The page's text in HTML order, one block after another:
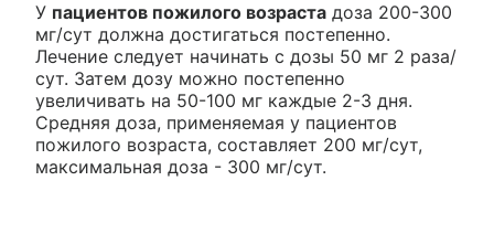
У пациентов пожилого возраста доза 200-300
мг/сут должна достигаться постепенно.
Лечение следует начинать с дозы 50 мг 2 раза/
сут. Затем дозу можно постепенно
увеличивать на 50-100 мг каждые 2-3 дня.
Средняя доза, применяемая у пациентов
пожилого возраста, составляет 200 мг/сут,
максимальная доза - 300 мг/сут.